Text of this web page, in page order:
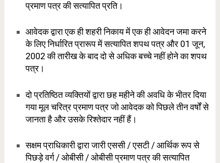
प्रमाण पत्र की सत्यापित प्रति।
आवेदक द्वारा एक ही शहरी निकाय में एक ही आवेदन जमा करने
के लिए निर्धारित प्रारूप में सत्यापित शपथ पत्र और 01 जून,
2002 की तारीख के बाद दो से अधिक बच्चे नहीं होने का शपथ
पत्र।
दो प्रतिष्ठित व्यक्तियों द्वारा छह महीने की अवधि के भीतर दिया
गया मूल चरित्र प्रमाण पत्र जो आवेदक को पिछले तीन वर्षों से
जानता है और उसके रिश्तेदार नहीं हैं।
सक्षम प्राधिकारी द्वारा जारी एससी / एसटी / आर्थिक रूप से
पिछड़े वर्ग / ओबीसी / ओबीसी प्रमाण पत्र की सत्यापित